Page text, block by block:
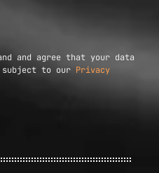
and agree that your data
to our Privacy